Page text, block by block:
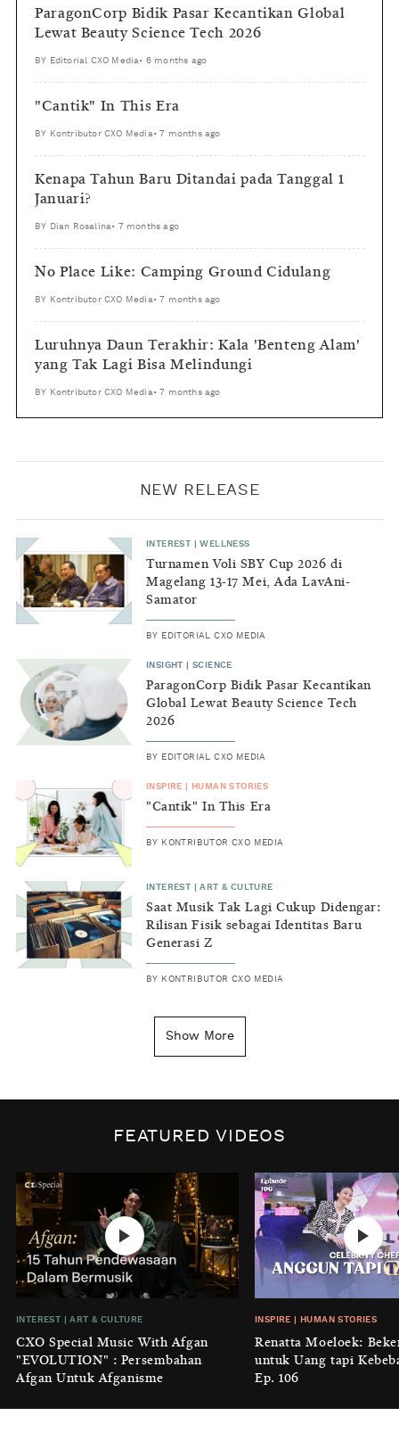
ParagonCorp Bidik Pasar Kecantikan Global
Lewat Beauty Science Tech 2026
BY Editorial CXO Media • 6 months ago
"Cantik" In This Era
BY Kontributor CXO Media •7 months ago
Kenapa Tahun Baru Ditandai pada Tanggal 1
Januari?
BY Dian Rosalina • 7 months ago
No Place Like: Camping Ground Cidulang
BY Kontributor CXO Media •7 months ago
Luruhnya Daun Terakhir: Kala 'Benteng Alam'
yang Tak Lagi Bisa Melindungi
BY Kontributor CXO Media •7 months ago
NEW RELEASE
INTEREST |WELLNESS
Turnamen Voli SBY Cup 2026 di
Magelang 13-17 Mei, Ada LavAni-
Samator
BY EDITORIAL CXO MEDIA
INSIGHT |SCIENCE
ParagonCorp Bidik Pasar Kecantikan
Global Lewat Beauty Science Tech
2026
BY EDITORIAL CXO MEDIA
INSPIRE HUMAN STORIES
"Cantik" In This Era
BY KONTRIBUTOR CXO MEDIA
INTEREST |ART & CULTURE
Saat Musik Tak Lagi Cukup Didengar:
Rilisan Fisik sebagai Identitas Baru
Generasi Z
BY KONTRIBUTOR CXO MEDIA
Kenapa Tahun Baru Ditandai pada
Biaya Tersembunyi dari Insecurity
KONTRIBUTOR CXO MEDIA
INTEREST|HOME
No Place Like: Camping Ground
Cidulang
KONTRIBUTOR CXO MEDIA
GENERAL KNOWLEDGE
Luruhnya Daun Terakhir: Kala
'Benteng Alam' yang Tak Lagi Bisa
Melindungi
BYKONTRIBUTOR CXO MEDIA
Show More
FEATURED VIDEOS
INTEREST |ART & CULTURE
CXO Special Music With Afgan
"EVOLUTION" : Persembahan
Afgan Untuk Afganisme
INSPIRE HUMAN STORIES
Renatta Moeloek:
untuk Uang tapi
Ep. 106